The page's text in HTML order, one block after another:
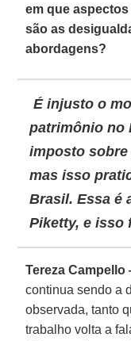
em que
são as
abordagens?
É injusto o
patrimônio no
imposto
mas isso
Brasil. Essa é
Piketty, e isso
Tereza
continua sendo a
observada, tanto
trabalho volta a